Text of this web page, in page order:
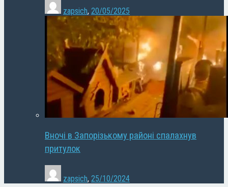
zapsich, 20/05/2025
Вночі в Запорізькому районі спалахнув
притулок
zapsich, 25/10/2024